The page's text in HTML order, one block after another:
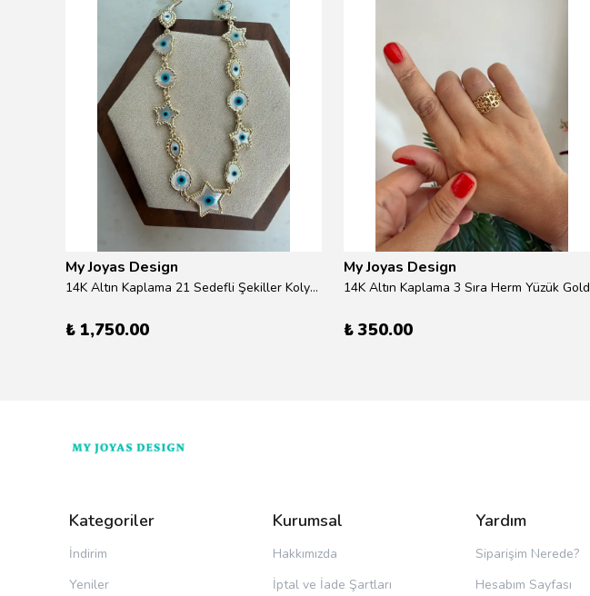
My Joyas Design
14K Altın Kaplama 21 Sedefli Şekiller Kolye 46cm
₺ 1,750.00
My Joyas Design
14K Altın Kaplama 3 Sıra Herm Yüzük Gold
₺ 350.00
Kategoriler
İndirim
Yeniler
Kurumsal
Hakkımızda
İptal ve İade Şartları
Yardım
Siparişim Nerede?
Hesabım Sayfası